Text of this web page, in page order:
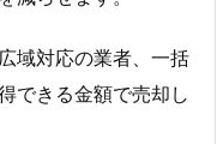
域対応の業者、一括
できる金額で売却し